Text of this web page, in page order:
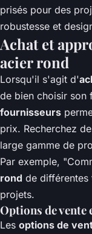
prisés pour des
robustesse et
Achat et
acier rond
Lorsqu'il s'agit d'
de bien choisir son
fournisseurs
prix. Recherchez
large gamme de
Par exemple,
rond de différentes
projets.
Options de vente
Les options de